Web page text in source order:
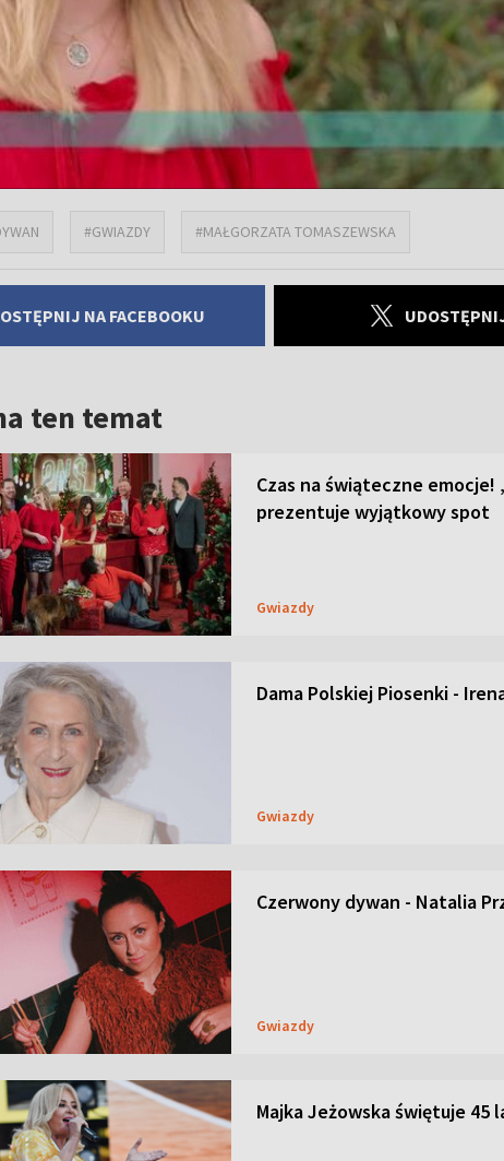
#GWIAZDY #MAŁGORZATA TOMASZEWSKA
NA FACEBOOKU
ten temat
Czas na świąteczne emocje!
prezentuje wyjątkowy spot
Gwiazdy
Dama Polskiej Piosenki -
Gwiazdy
Czerwony dywan - Natalia
Gwiazdy
Majka Jeżowska świętuje 45